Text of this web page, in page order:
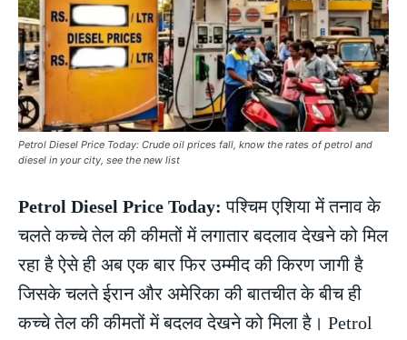
Petrol Diesel Price Today: Crude oil prices fall, know the rates of petrol and
diesel in your city, see the new list
Petrol Diesel Price Today:पश्चिम एशिया में तनाव के
चलते कच्चे तेल की कीमतों में लगातार बदलाव देखने को मिल
रहा है ऐसे ही अब एक बार फिर उम्मीद की किरण जागी है
जिसके चलते ईरान और अमेरिका की बातचीत के बीच ही
कच्चे तेल की कीमतों में बदलव देखने को मिला है। Petrol